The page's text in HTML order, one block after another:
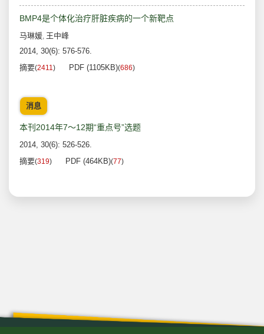
BMP4是个体化治疗肝脏疾病的一个新靶点
马琳媛, 王中峰
2014, 30(6): 576-576.
摘要(2411) PDF (1105KB)(686)
消息
本刊2014年7～12期“重点号”选题
2014, 30(6): 526-526.
摘要(319) PDF (464KB)(77)